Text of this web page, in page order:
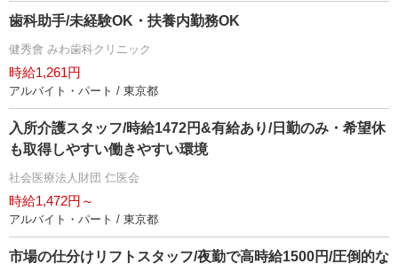
歯科助手/未経験OK・扶養内勤務OK
健秀會 みわ歯科クリニック
時給1,261円
アルバイト・パート / 東京都
入所介護スタッフ/時給1472円&有給あり/日勤のみ・希望休
も取得しやすい働きやすい環境
社会医療法人財団 仁医会
時給1,472円～
アルバイト・パート / 東京都
市場の仕分けリフトスタッフ/夜勤で高時給1500円/圧倒的な